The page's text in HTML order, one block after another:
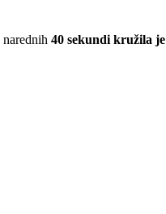
narednih 40 sekundi kružila